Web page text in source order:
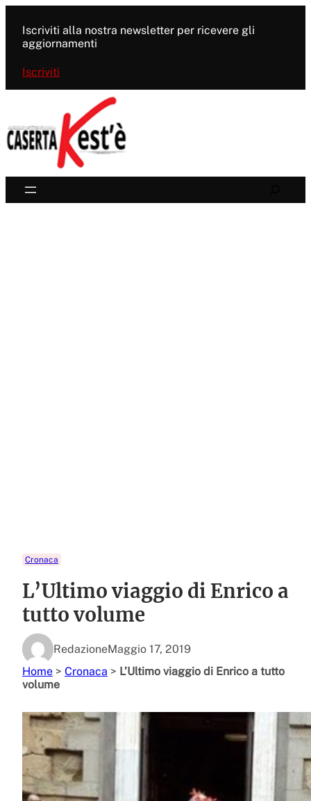
contenuto
Iscriviti alla nostra newsletter per ricevere gli
aggiornamenti
Iscriviti
Cronaca
L’Ultimo viaggio di Enrico a
tutto volume
RedazioneMaggio 17, 2019
Home > Cronaca > L’Ultimo viaggio di Enrico a tutto
volume